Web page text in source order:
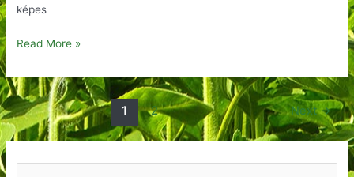
képes
Read More »
1 2 Next→